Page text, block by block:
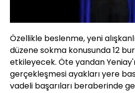
Aç
Özellikle beslenme, yeni
düzene sokma konusunda 12
etkileyecek. Öte yandan
gerçekleşmesi ayakları yere
vadeli başarıları beraberinde